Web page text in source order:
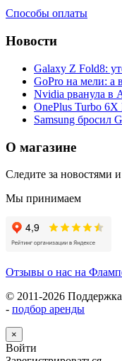
Способы оплаты
Новости
Galaxy Z Fold8:
GoPro на мели: а
Nvidia рванула в
OnePlus Turbo
Samsung бросил
О магазине
Следите за новостями
Мы принимаем
Отзывы о нас на
© 2011-2026
- подбор аренды
×
Войти